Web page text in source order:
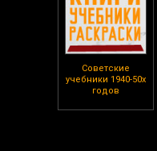
Советские
учебники 1940-50х
годов